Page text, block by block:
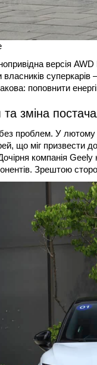
версія
поповнити
зміна
проблем. У лютому
що міг призвести
компанія
Зрештою